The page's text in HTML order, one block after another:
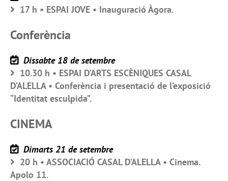
17 h • ESPAI JOVE • Inauguració Àgora.
Conferència
Dissabte 18 de setembre
10.30 h • ESPAI D’ARTS ESCÈNIQUES CASAL
D’ALELLA • Conferència i presentació de l’exposició
“Identitat esculpida”.
CINEMA
Dimarts 21 de setembre
20 h • ASSOCIACIÓ CASAL D’ALELLA • Cinema.
Apolo 11.